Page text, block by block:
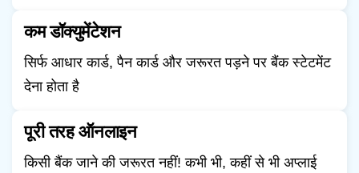
कम डॉक्युमेंटेशन
सिर्फ आधार कार्ड, पैन कार्ड और जरूरत पड़ने पर बैंक स्टेटमेंट
देना होता है
पूरी तरह ऑनलाइन
किसी बैंक जाने की जरूरत नहीं! कभी भी, कहीं से भी अप्लाई